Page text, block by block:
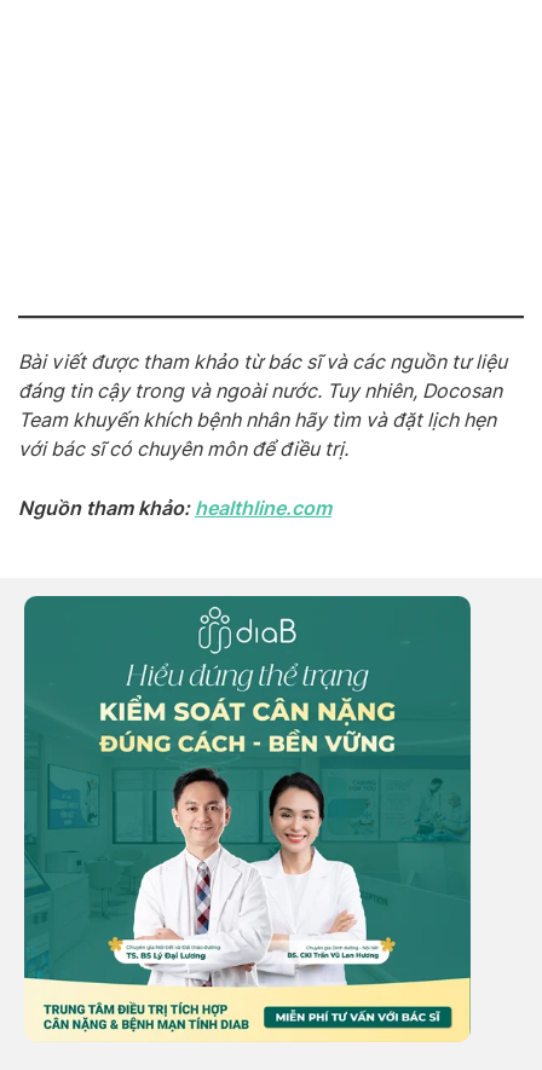
Bài viết được tham khảo từ bác sĩ và các nguồn tư liệu
đáng tin cậy trong và ngoài nước. Tuy nhiên, Docosan
Team khuyến khích bệnh nhân hãy tìm và đặt lịch hẹn
với bác sĩ có chuyên môn để điều trị.
Nguồn tham khảo: healthline.com